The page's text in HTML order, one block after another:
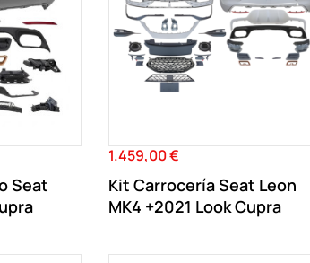
Seat
Precio
1.459,00 €
Kit Carrocería Seat Leon
MK4 +2021 Look Cupra